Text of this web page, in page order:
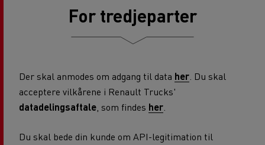
For tredjeparter
Der skal anmodes om adgang til data her . Du skal
acceptere vilkårene i Renault Trucks'
datadelingsaftale , som findes her
Du skal bede din kunde om API-legitimation til